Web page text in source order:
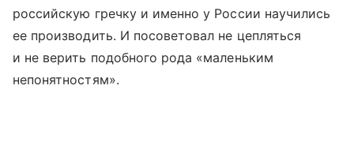
российскую гречку и именно у России научились
ее производить. И посоветовал не цепляться
и не верить подобного рода «маленьким
непонятностям».